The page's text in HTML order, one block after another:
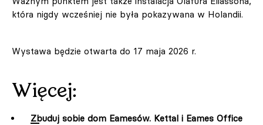
która nigdy wcześniej nie była pokazywana w Holandii.
Wystawa będzie otwarta do 17 maja 2026 r.
Więcej:
Zbuduj sobie dom Eamesów. Kettal i Eames Office